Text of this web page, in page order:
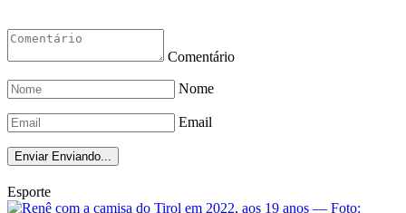
Comentário
Nome
Email
Enviar Enviando...
Esporte